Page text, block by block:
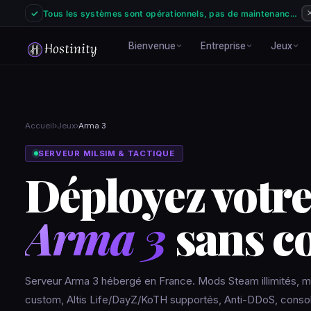
✓ Tous les systèmes sont opérationnels, pas de maintenance prévue au 08/08/2026
Bienvenue
🏠 Accueil
Page principale Hostinity
🚨 Émanant de notre réseau
🎫 Support technique
Entreprise
Connaître les avis
🎮 Jouez avec nous !
🎡
Roue de la chance
1 tour/jour ·
Jeux
Tous
Accueil›Jeux›Arma 3
SERVEUR MILSIM & TACTIQUE
Déployez
Arma 3 sans
Serveur Arma 3 hébergé en France. Mods Steam illimités,
custom, Altis Life/DayZ/KoTH supportés, Anti-DDoS,